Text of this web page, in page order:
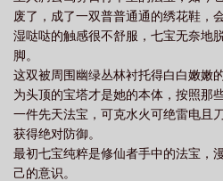
废了，成了一双普普通通的绣花鞋，
湿哒哒的触感很不舒服，七宝无奈地
脚。
这双被周围幽绿丛林衬托得白白嫩嫩
为头顶的宝塔才是她的本体，按照那
一件先天法宝，可克水火可绝雷电且
获得绝对防御。
最初七宝纯粹是修仙者手中的法宝，
己的意识。